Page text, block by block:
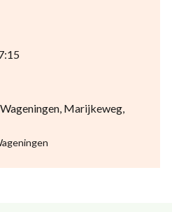
Marijkeweg,